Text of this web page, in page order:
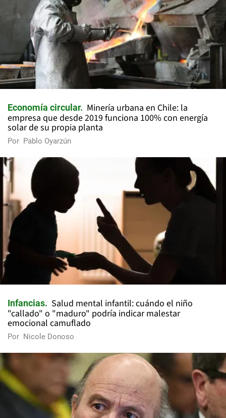
Economía circular
Minería urbana en Chile: la
empresa que desde 2019 funciona 100% con energía
solar de su propia planta
Por Pablo Oyarzún
Infancias
Salud mental infantil: cuándo el niño
"callado" o "maduro" podría indicar malestar
emocional camuflado
Por Nicole Donoso